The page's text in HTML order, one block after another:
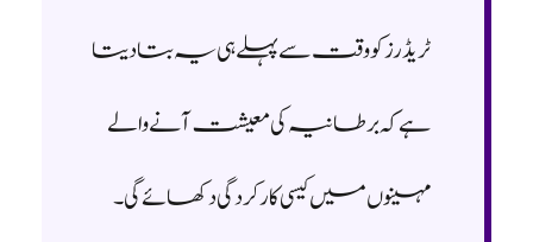
ٹریڈرز کو وقت سے پہلے ہی یہ بتا دیتا
ہے کہ برطانیہ کی معیشت آنے والے
مہینوں میں کیسی کارکردگی دکھائے گی۔